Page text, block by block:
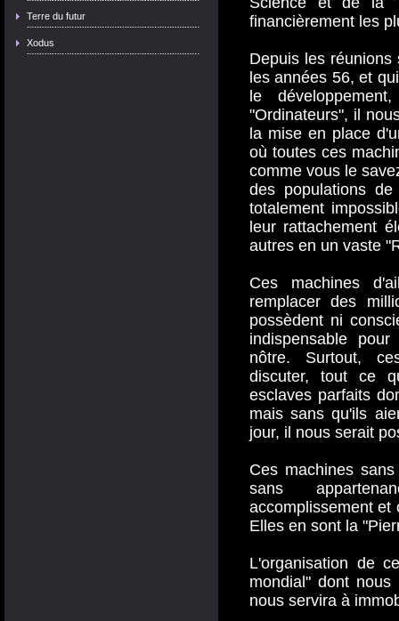
Terre du futur
Xodus
financièrement les
Depuis les
les années 56, et
le
"Ordinateurs", il
la mise en place
où toutes ces
comme vous le
des populations
totalement
leur rattachement
autres en un vaste
Ces machines
remplacer des
possèdent ni
indispensable
nôtre. Surtout,
discuter, tout ce
esclaves parfaits
mais sans qu'ils
jour, il nous serait
Ces machines
sans
accomplissement et
Elles en sont la
L'organisation de
mondial" dont nous
nous servira à